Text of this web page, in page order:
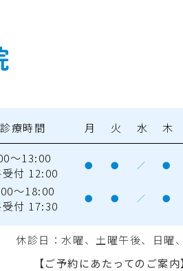
診療時間 月 火 水 木
～13:00
付 12:00
● ● ／ ●
～18:00
付 17:30
● ● ／ ●
休診日：水曜、土曜午後、日曜
【ご予約にあたってのご案内